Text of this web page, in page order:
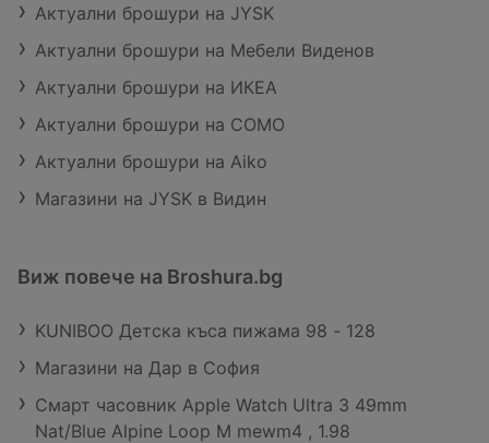
Актуални брошури на JYSK
Актуални брошури на Мебели Виденов
Актуални брошури на ИКЕА
Актуални брошури на COMO
Актуални брошури на Aiko
Магазини на JYSK в Видин
Виж повече на Broshura.bg
KUNIBOO Детска къса пижама 98 - 128
Магазини на Дар в София
Смарт часовник Apple Watch Ultra 3 49mm
Nat/Blue Alpine Loop M mewm4 , 1.98